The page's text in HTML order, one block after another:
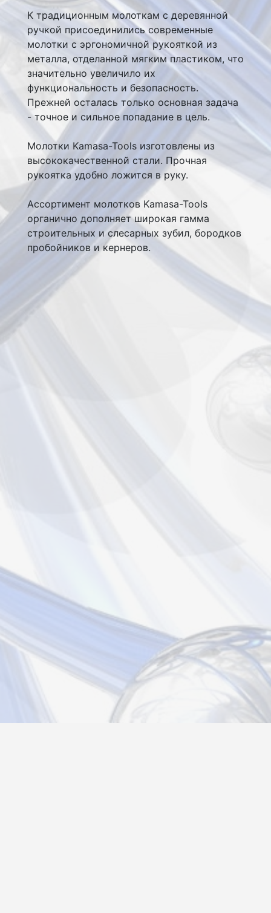
К традиционным молоткам с деревянной
ручкой присоединились современные
молотки с эргономичной рукояткой из
металла, отделанной мягким пластиком, что
значительно увеличило их
функциональность и безопасность.
Прежней осталась только основная задача
- точное и сильное попадание в цель.
Молотки Kamasa-Tools изготовлены из
высококачественной стали. Прочная
рукоятка удобно ложится в руку.
Ассортимент молотков Kamasa-Tools
органично дополняет широкая гамма
строительных и слесарных зубил, бородков
пробойников и кернеров.